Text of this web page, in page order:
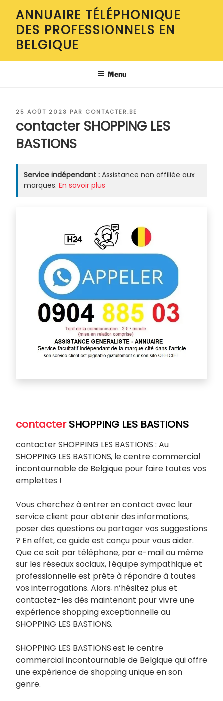
contenu
principal
ANNUAIRE TÉLÉPHONIQUE
DES PROFESSIONNELS EN
BELGIQUE
Menu
PUBLIÉ
25 AOÛT 2023 PAR CONTACTER.BE
contacter SHOPPING LES
BASTIONS
Service indépendant : Assistance non affiliée aux
marques. En savoir plus
contacterSHOPPING LES BASTIONS
contacter SHOPPING LES BASTIONS : Au
SHOPPING LES BASTIONS, le centre commercial
incontournable de Belgique pour faire toutes vos
emplettes !
Vous cherchez à entrer en contact avec leur
service client pour obtenir des informations,
poser des questions ou partager vos suggestions
? En effet, ce guide est conçu pour vous aider.
Que ce soit par téléphone, par e-mail ou même
sur les réseaux sociaux, l’équipe sympathique et
professionnelle est prête à répondre à toutes
vos interrogations. Alors, n’hésitez plus et
contactez-les dès maintenant pour vivre une
expérience shopping exceptionnelle au
SHOPPING LES BASTIONS.
SHOPPING LES BASTIONS est le centre
commercial incontournable de Belgique qui offre
une expérience de shopping unique en son
genre.